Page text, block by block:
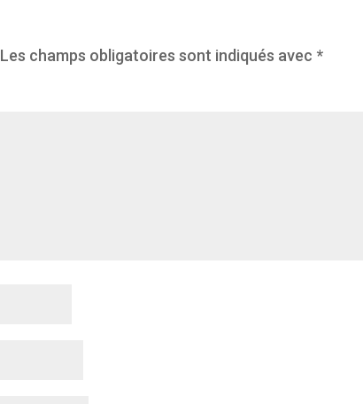
Les champs obligatoires sont indiqués avec *